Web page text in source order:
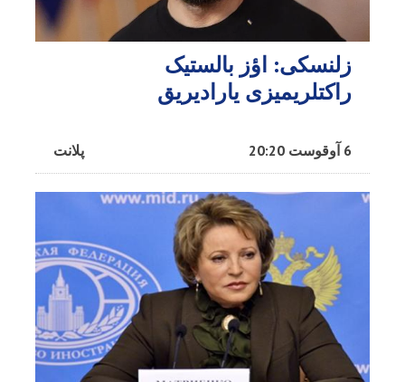
زلنسکی: اؤز بالستیک
راکتلریمیزی یارادیریق
پلانت 6 آوقوست 20:20